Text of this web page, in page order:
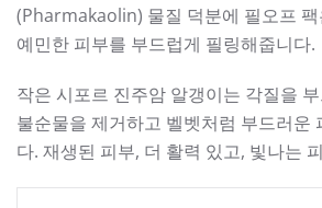
(Pharmakaolin) 물질 덕분에 필오프
예민한 피부를 부드럽게 필링해줍니다.
작은 시포르 진주암 알갱이는 각질을
불순물을 제거하고 벨벳처럼 부드러운
다. 재생된 피부, 더 활력 있고, 빛나는